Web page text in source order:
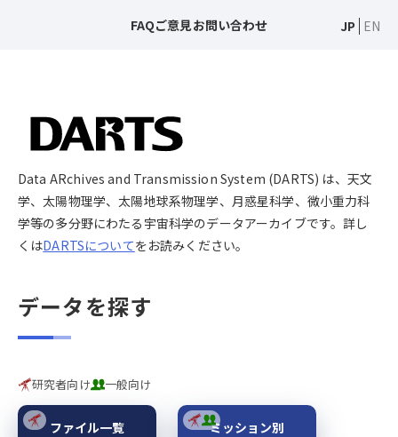
FAQご意見お問い合わせ JP EN
Data ARchives and Transmission System (DARTS) は、天文
学、太陽物理学、太陽地球系物理学、月惑星科学、微小重力科
学等の多分野にわたる宇宙科学のデータアーカイブです。詳し
くはDARTSについてをお読みください。
データを探す
研究者向け 一般向け
ファイル一覧 ミッション別